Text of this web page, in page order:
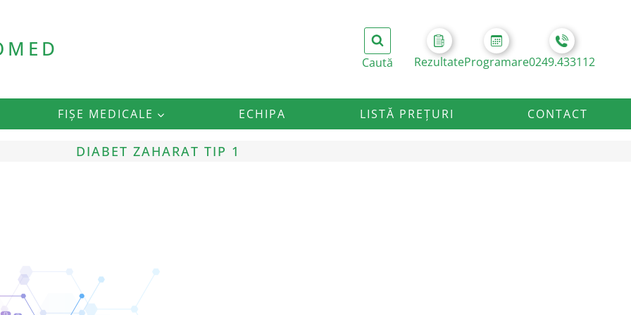
RezultateProgramare0249.433112
FIȘE MEDICALE ECHIPA LISTĂ PREȚURI CONTACT
DIABET ZAHARAT TIP 1